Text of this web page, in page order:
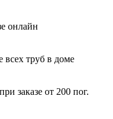
онлайн
всех труб в доме
при заказе от 200 пог.